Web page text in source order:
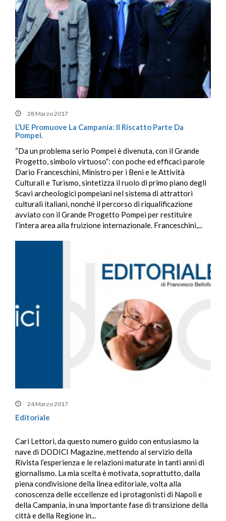
28 Marzo 2017
L’UE Promuove La Campania: Il Riscatto Parte Da
Pompei.
“Da un problema serio Pompei è divenuta, con il Grande
Progetto, simbolo virtuoso”: con poche ed efficaci parole
Dario Franceschini, Ministro per i Beni e le Attività
Culturali e Turismo, sintetizza il ruolo di primo piano degli
Scavi archeologici pompeiani nel sistema di attrattori
culturali italiani, nonché il percorso di riqualificazione
avviato con il Grande Progetto Pompei per restituire
l’intera area alla fruizione internazionale. Franceschini,...
24 Marzo 2017
Editoriale
Cari Lettori, da questo numero guido con entusiasmo la
nave di DODICI Magazine, mettendo al servizio della
Rivista l’esperienza e le relazioni maturate in tanti anni di
giornalismo. La mia scelta è motivata, soprattutto, dalla
piena condivisione della linea editoriale, volta alla
conoscenza delle eccellenze ed i protagonisti di Napoli e
della Campania, in una importante fase di transizione della
città e della Regione in...